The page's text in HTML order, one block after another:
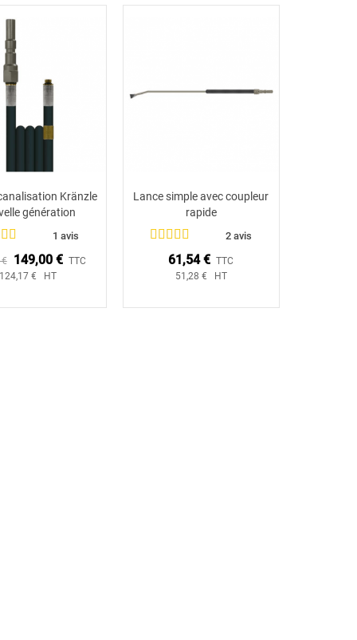
Ajouter au panierKränzle
génération
1 avis
€ 149,00 € TTC
124,17 € HT
Ajouter au panier
Lance simple avec coupleur
rapide
2 avis
61,54 € TTC
51,28 € HT